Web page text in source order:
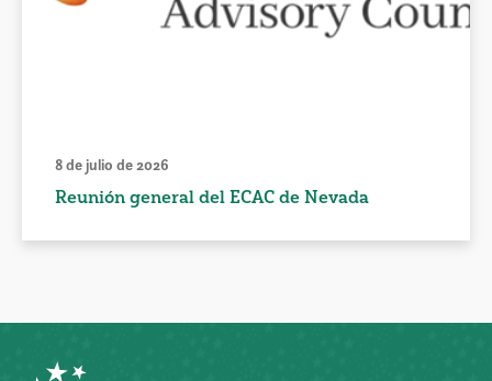
8 de julio de 2026
Reunión general del ECAC de Nevada